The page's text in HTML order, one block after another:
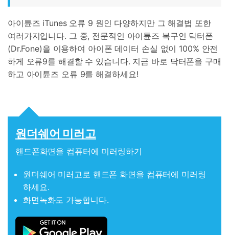
아이튠즈 iTunes 오류 9 원인 다양하지만 그 해결법 또한
여러가지입니다. 그 중, 전문적인 아이튠즈 복구인 닥터폰
(Dr.Fone)을 이용하여 아이폰 데이터 손실 없이 100% 안전
하게 오류9를 해결할 수 있습니다. 지금 바로 닥터폰을 구매
하고 아이튠즈 오류 9를 해결하세요!
원더쉐어 미러고
핸드폰화면을 컴퓨터에 미러링하기
원더쉐어 미러고로 핸드폰 화면을 컴퓨터에 미러링
하세요.
화면녹화도 가능합니다.